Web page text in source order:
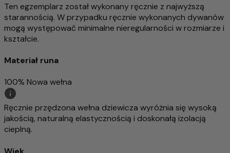
Ten egzemplarz został wykonany ręcznie z najwyższą
starannością. W przypadku ręcznie wykonanych dywanów
mogą występować minimalne nieregularności w rozmiarze i
kształcie.
Materiał runa
100% Nowa wełna
Ręcznie przędzona wełna dziewicza wyróżnia się wysoką
jakością, naturalną elastycznością i doskonałą izolacją
cieplną.